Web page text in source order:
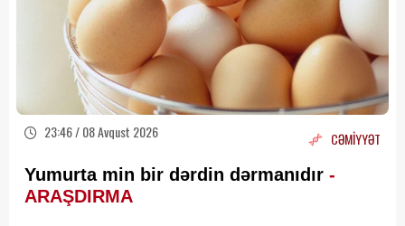
23:46 / 08 Avqust 2026 CƏMİYYƏT
Yumurta min bir dərdin dərmanıdır -
ARAŞDIRMA